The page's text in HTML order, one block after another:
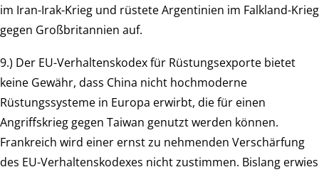
im Iran-Irak-Krieg und rüstete Argentinien im Falkland-Krieg
gegen Großbritannien auf.
9.) Der EU-Verhaltenskodex für Rüstungsexporte bietet
keine Gewähr, dass China nicht hochmoderne
Rüstungssysteme in Europa erwirbt, die für einen
Angriffskrieg gegen Taiwan genutzt werden können.
Frankreich wird einer ernst zu nehmenden Verschärfung
des EU-Verhaltenskodexes nicht zustimmen. Bislang erwies